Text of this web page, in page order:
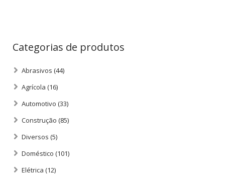
Categorias de produtos
Abrasivos (44)
Agrícola (16)
Automotivo (33)
Construção (85)
Diversos (5)
Doméstico (101)
Elétrica (12)